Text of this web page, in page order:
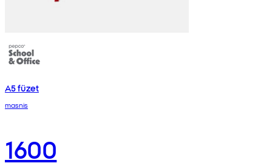
A5 füzet
masnis
1600